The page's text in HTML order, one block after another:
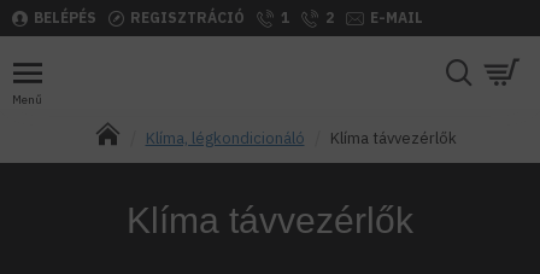
BELÉPÉS REGISZTRÁCIÓ 1 2 E-MAIL
Klíma, légkondicionáló Klíma távvezérlők
Klíma távvezérlők